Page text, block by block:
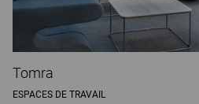
Tomra
ESPACES DE TRAVAIL